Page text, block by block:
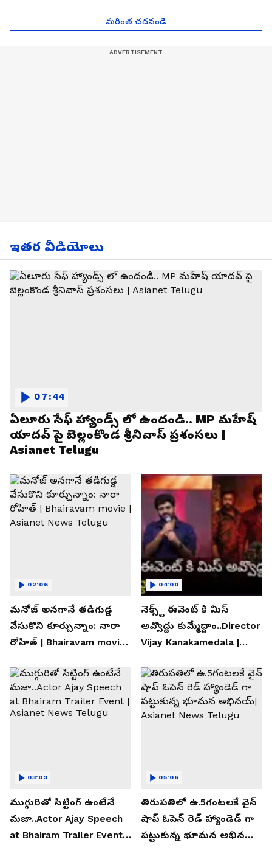
మరింత చదవండి
ఇతర వీడియోలు
ఏలూరు సేఫ్ హ్యాండ్స్ లో ఉందండి.. MP మహేష్
యాదవ్ పై బెల్లంకొండ శ్రీనివాస్ ప్రశంసలు |
Asianet Telugu
07:44
మనోజ్ అనగానే తడిగుడ్డ
వేసుకొని కూర్చున్నాం: నారా
రోహిత్ | Bhairavam movie |
02:06
నెక్స్ట్ ఈవెంట్ కి మిస్
అవ్వొద్దు కుమ్మేద్దాం..Director
Vijay Kanakamedala |
04:00
ముగ్గురితో సిట్టింగ్ ఉంటేనే
మజా..Actor Ajay Speech
at Bhairam Trailer Event |
03:09
తిరుపతిలో ఉ.5గంటలకే వైన్
షాప్ ఓపెన్ రెడ్ హ్యాండెడ్ గా
పట్టుకున్న భూమన అభినయ్|
05:06